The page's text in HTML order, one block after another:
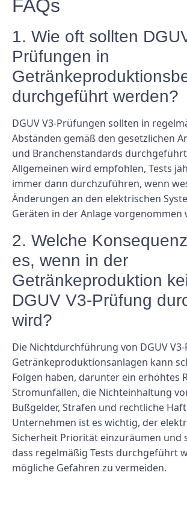
FAQs
1. Wie oft sollten
Prüfungen in
durchgeführt werden?
DGUV V3-Prüfungen sollten in
Abständen gemäß den gesetzlichen
und Branchenstandards
Allgemeinen wird empfohlen, Tests
immer dann durchzuführen, wenn
Änderungen an den elektrischen
Geräten in der Anlage vorgenommen
2. Welche
es, wenn in der
Getränkeproduktion
DGUV V3-Prüfung
wird?
Die Nichtdurchführung von DGUV
Getränkeproduktionsanlagen kann
Folgen haben, darunter ein erhöhtes
Stromunfällen, die Nichteinhaltung
Bußgelder, Strafen und rechtliche
Unternehmen ist es wichtig, der
Sicherheit Priorität einzuräumen und
dass regelmäßig Tests durchgeführt
mögliche Gefahren zu vermeiden.